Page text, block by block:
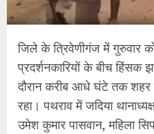
जिले के त्रिवेणीगंज में गुरुवार
प्रदर्शनकारियों के बीच
दौरान करीब आधे घंटे तक शहर
रहा। पथराव में जदिया
उमेश कुमार पासवान, महिला